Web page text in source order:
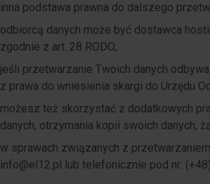
inna podstawa prawna do dalszego
odbiorcą danych może być dostawca
zgodnie z art. 28 RODO;
jeśli przetwarzanie Twoich danych
z prawa do wniesienia skargi do Urzędu
możesz też skorzystać z dodatkowych
danych, otrzymania kopii swoich danych,
w sprawach związanych z
info@el12.pl lub telefonicznie pod nr: